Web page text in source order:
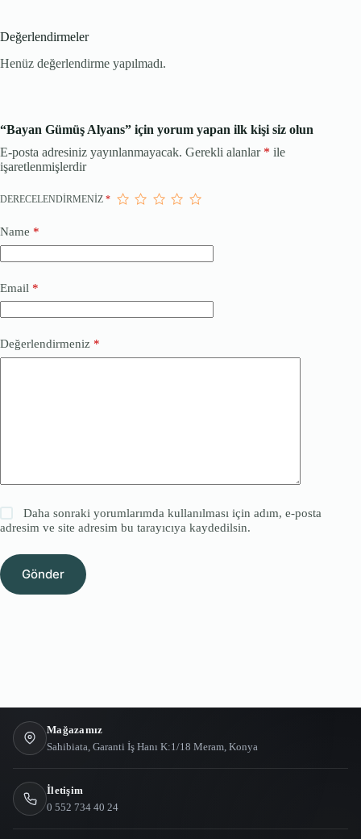
Değerlendirmeler
Henüz değerlendirme yapılmadı.
“Bayan Gümüş Alyans” için yorum yapan ilk kişi siz olun
E-posta adresiniz yayınlanmayacak. Gerekli alanlar * ile
işaretlenmişlerdir
DERECELENDIRMENIZ *
Name *
Email *
Değerlendirmeniz *
Daha sonraki yorumlarımda kullanılması için adım, e-posta
adresim ve site adresim bu tarayıcıya kaydedilsin.
Gönder
Mağazamız
Sahibiata, Garanti İş Hanı K:1/18 Meram, Konya
İletişim
0 552 734 40 24